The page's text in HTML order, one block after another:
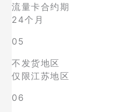
流量卡合约期
24个月
05
不发货地区
仅限江苏地区
06